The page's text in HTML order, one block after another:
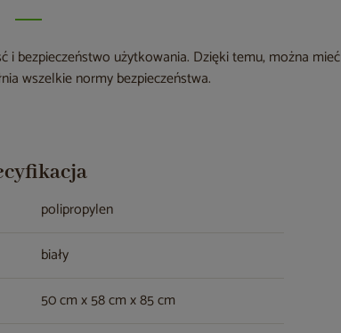
bezpieczeństwo użytkowania. Dzięki temu, można mieć
wszelkie normy bezpieczeństwa.
polipropylen
biały
50 cm x 58 cm x 85 cm